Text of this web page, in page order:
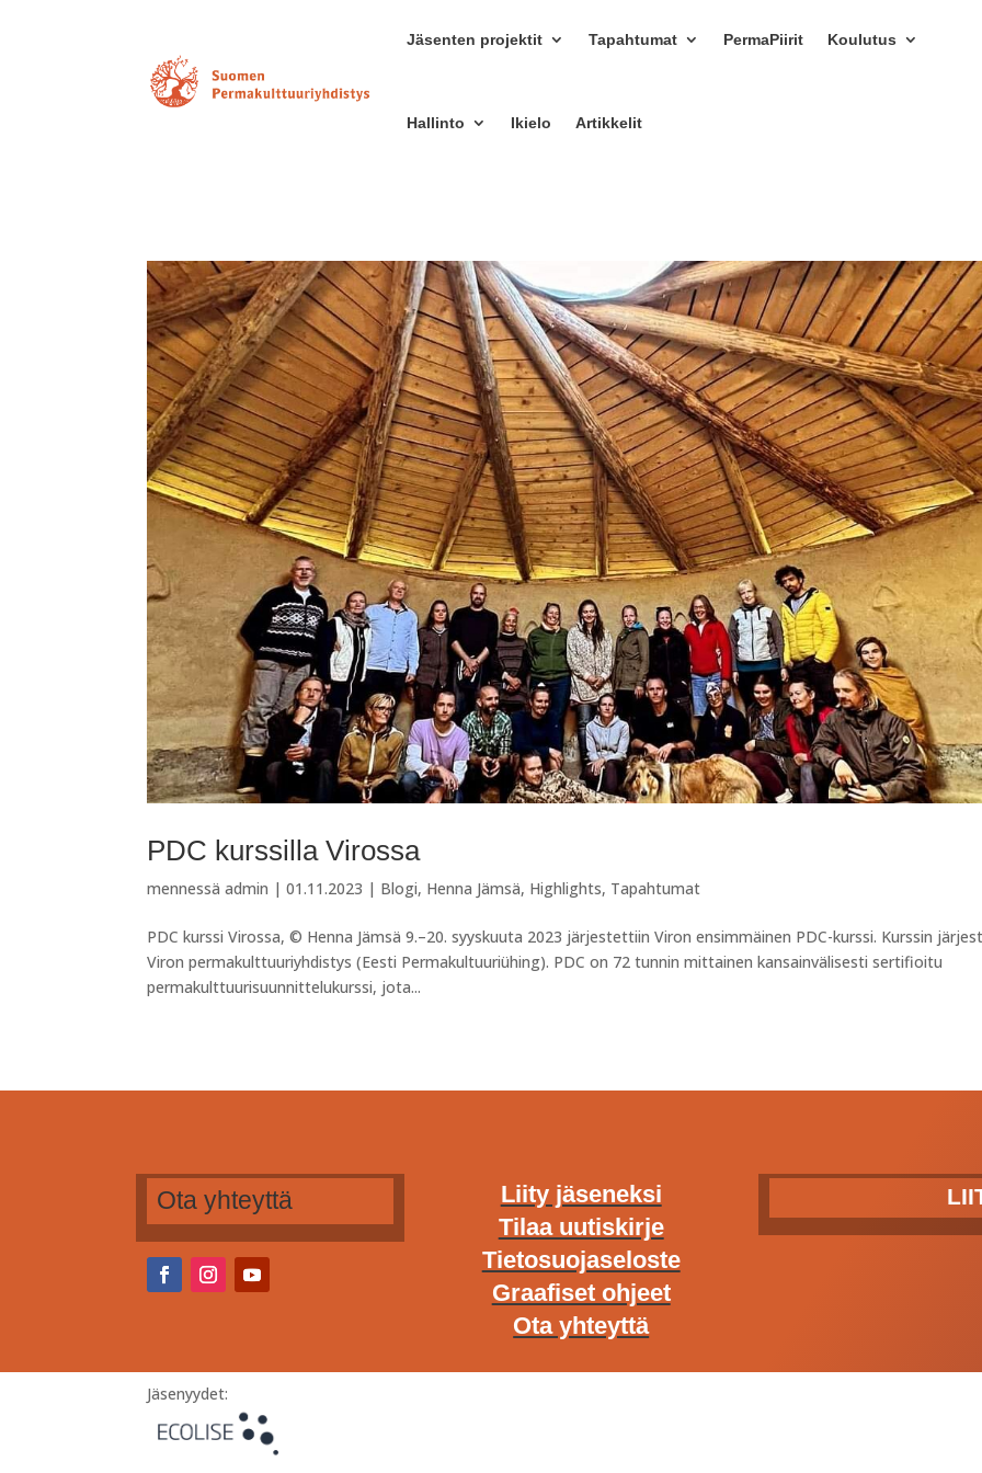
Jäsenten projektit Tapahtumat PermaPiirit Koulutus
Hallinto Ikielo Artikkelit
PDC kurssilla Virossa
mennessäadmin |01.11.2023 | Blogi, Henna Jämsä, Highlights, Tapahtumat
PDC kurssi Virossa, © Henna Jämsä 9.–20. syyskuuta 2023 järjestettiin Viron ensimmäinen PDC-kurssi. Kurssin
Viron permakulttuuriyhdistys (Eesti Permakultuuriühing). PDC on 72 tunnin mittainen kansainvälisesti sertifioitu
permakulttuurisuunnittelukurssi, jota...
Ota yhteyttä
Liity jäseneksi
Tilaa uutiskirje
Tietosuojaseloste
Graafiset ohjeet
Ota yhteyttä
Jäsenyydet: